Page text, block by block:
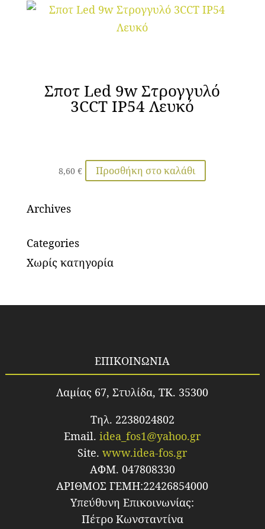
Σποτ Led 9w Στρογγυλό
3CCT IP54 Λευκό
8,60€ Προσθήκη στο καλάθι
Archives
Categories
Χωρίς κατηγορία
ΕΠΙΚΟΙΝΩΝΙΑ
Λαμίας 67, Στυλίδα, TK. 35300
Τηλ. 2238024802
Email.idea_fos1@yahoo.gr
Site.www.idea-fos.gr
ΑΦΜ. 047808330
ΑΡΙΘΜΟΣ ΓΕΜΗ:22426854000
Υπεύθυνη Επικοινωνίας:
Πέτρο Κωνσταντίνα